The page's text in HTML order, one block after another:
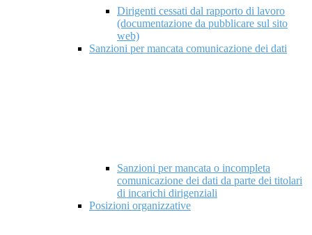
Dirigenti cessati dal rapporto di lavoro
(documentazione da pubblicare sul sito
web)
Sanzioni per mancata comunicazione dei dati
Sanzioni per mancata o incompleta
comunicazione dei dati da parte dei titolari
di incarichi dirigenziali
Posizioni organizzative